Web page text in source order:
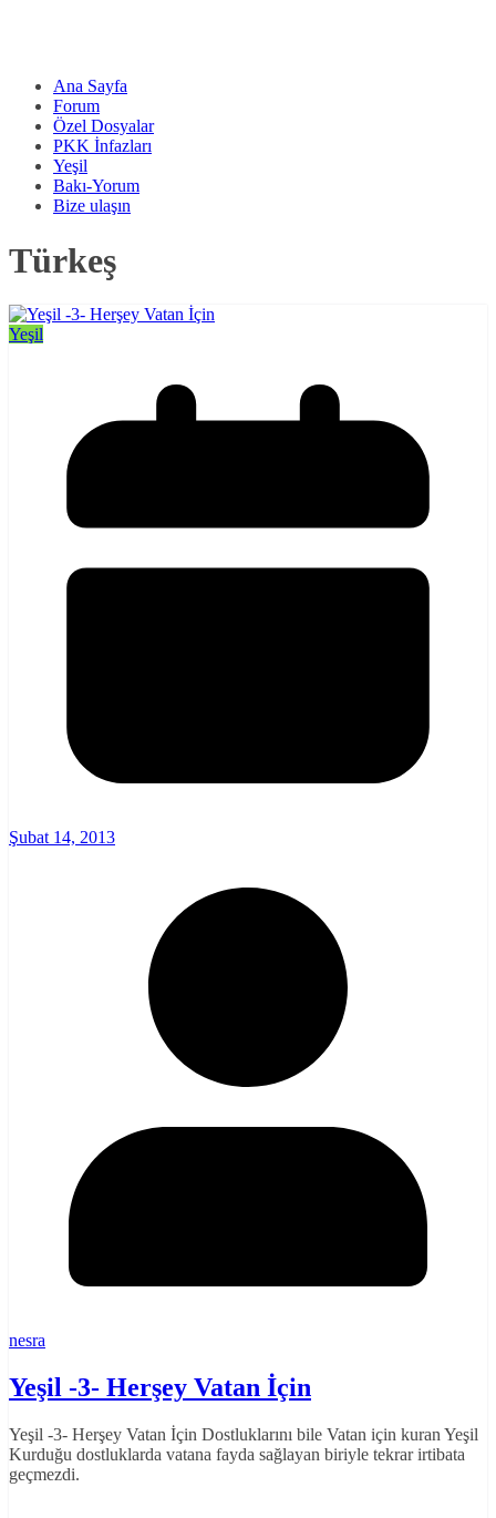
Ana Sayfa
Forum
Özel Dosyalar
PKK İnfazları
Yeşil
Bakı-Yorum
Bize ulaşın
Türkeş
Yeşil
Şubat 14, 2013
nesra
Yeşil -3- Herşey Vatan İçin
Yeşil -3- Herşey Vatan İçin Dostluklarını bile Vatan için kuran Yeşil
Kurduğu dostluklarda vatana fayda sağlayan biriyle tekrar irtibata
geçmezdi.